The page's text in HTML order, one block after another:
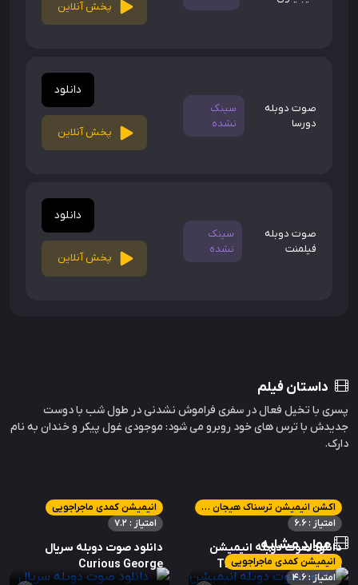
پخش آنلاین
صوت دوبله
دورسا
سینک
نشده
دانلود
پخش آنلاین
صوت دوبله
فیلمنت
سینک
نشده
دانلود
پخش آنلاین
داستان فیلم
پسری با تخیل فعال در سفری فراموش نشدنی در طول شب با دوست
جدیدش با ترس های خود روبرو می شود: موجودی غول پیکر و خندان به نام
دارک.
موارد مشابه
اکشن انیمیشن ترسناک هیجان انگیز
امتیاز : 6.6
دانلود صوت دوبله انیمیشن
The Batman vs. Dracula
انیمیشن کمدی ماجراجویی
امتیاز : 7.2
دانلود صوت دوبله سریال
Curious George
انیمیشن کمدی ماجراجویی
امتیاز : 4.6